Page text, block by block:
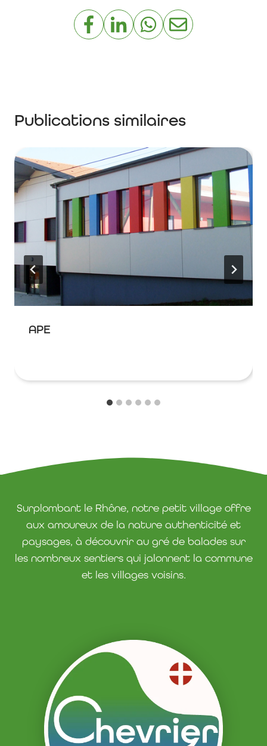
Publications similaires
APE
Surplombant le Rhône, notre petit village offre
aux amoureux de la nature authenticité et
paysages, à découvrir au gré de balades sur
les nombreux sentiers qui jalonnent la commune
et les villages voisins.